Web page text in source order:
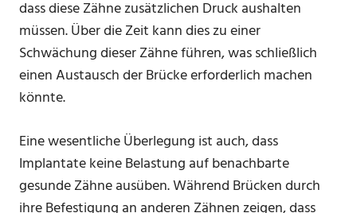
dass diese Zähne zusätzlichen Druck aushalten
müssen. Über die Zeit kann dies zu einer
Schwächung dieser Zähne führen, was schließlich
einen Austausch der Brücke erforderlich machen
könnte.
Eine wesentliche Überlegung ist auch, dass
Implantate keine Belastung auf benachbarte
gesunde Zähne ausüben. Während Brücken durch